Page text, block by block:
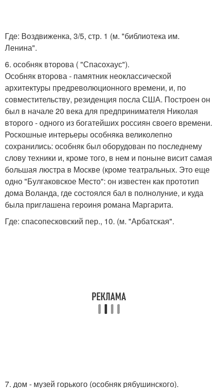
Где: Воздвиженка, 3/5, стр. 1 (м. "библиотека им.
Ленина".
6. особняк второва ( "Спасохаус").
Особняк второва - памятник неоклассической
архитектуры предреволюционного времени, и, по
совместительству, резиденция посла США. Построен он
был в начале 20 века для предпринимателя Николая
второго - одного из богатейших россиян своего времени.
Роскошные интерьеры особняка великолепно
сохранились: особняк был оборудован по последнему
слову техники и, кроме того, в нем и поныне висит самая
большая люстра в Москве (кроме театральных. Это еще
одно "Булгаковское Место": он известен как прототип
дома Воланда, где состоялся бал в полнолуние, и куда
была приглашена героиня романа Маргарита.
Где: спасопесковский пер., 10. (м. "Арбатская".
7. дом - музей горького (особняк рябушинского).